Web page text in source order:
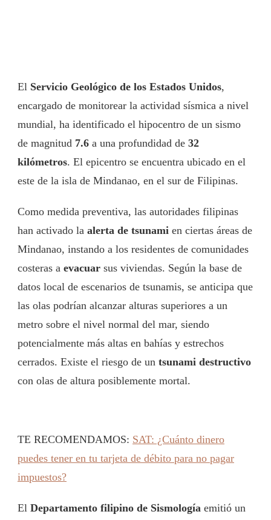
El Servicio Geológico de los Estados Unidos,
encargado de monitorear la actividad sísmica a nivel
mundial, ha identificado el hipocentro de un sismo
de magnitud 7.6 a una profundidad de 32
kilómetros. El epicentro se encuentra ubicado en el
este de la isla de Mindanao, en el sur de Filipinas.
Como medida preventiva, las autoridades filipinas
han activado la alerta de tsunami en ciertas áreas de
Mindanao, instando a los residentes de comunidades
costeras a evacuar sus viviendas. Según la base de
datos local de escenarios de tsunamis, se anticipa que
las olas podrían alcanzar alturas superiores a un
metro sobre el nivel normal del mar, siendo
potencialmente más altas en bahías y estrechos
cerrados. Existe el riesgo de un tsunami destructivo
con olas de altura posiblemente mortal.
TE RECOMENDAMOS: SAT: ¿Cuánto dinero
puedes tener en tu tarjeta de débito para no pagar
impuestos?
El Departamento filipino de Sismología emitió un